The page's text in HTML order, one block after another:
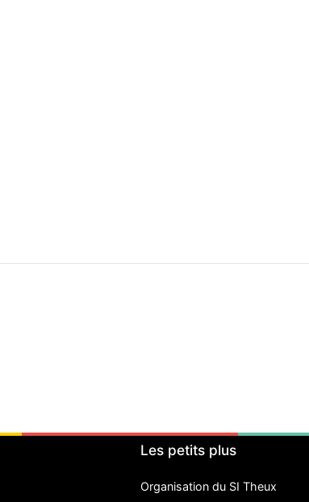
Les petits plus
Organisation du SI Theux